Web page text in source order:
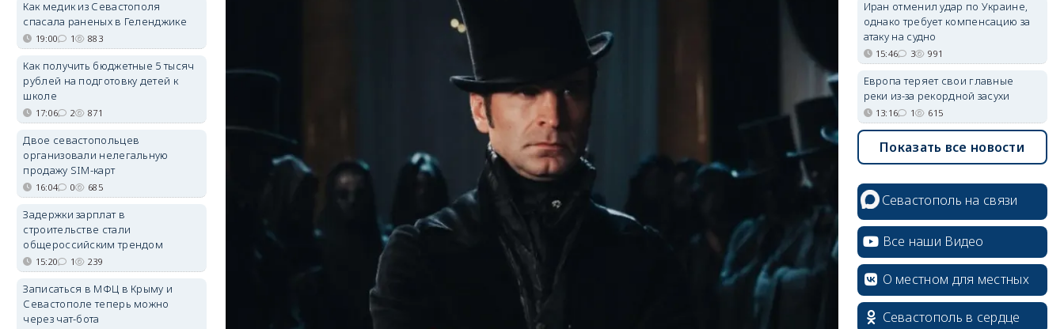
Как медик из Севастополя
спасала раненых в Геленджике
19:00 1 883
Как получить бюджетные 5 тысяч
рублей на подготовку детей к
школе
17:06 2 871
Двое севастопольцев
организовали нелегальную
продажу SIM-карт
16:04 0 685
Задержки зарплат в
строительстве стали
общероссийским трендом
15:20 1 239
Записаться в МФЦ в Крыму и
Севастополе теперь можно
через чат-бота
Иран отменил удар по Украине,
однако требует компенсацию за
атаку на судно
15:46 3 991
Европа теряет свои главные
реки из-за рекордной засухи
13:16 1 615
Показать все новости
Севастополь на связи
Все наши Видео
О местном для местных
Севастополь в сердце